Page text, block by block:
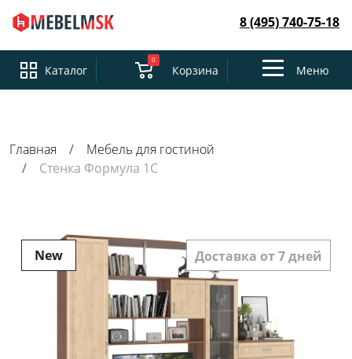
8 (495) 740-75-18
Каталог
0
Корзина
ToggleМеню
Главная
Мебель для гостиной
Стенка Формула 1С
New Доставка от 7 дней